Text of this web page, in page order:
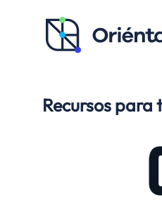
Ir al contenido principal
Recursos para